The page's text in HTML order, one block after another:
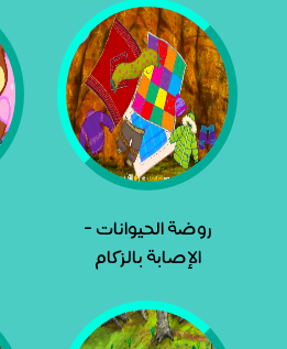
روضة الحيوانات -
الإصابة بالزكام